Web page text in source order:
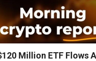
Million ETF Flows